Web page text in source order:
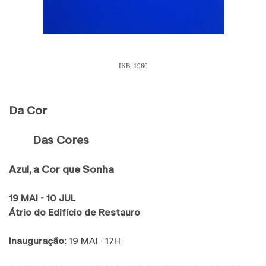
IKB, 1960
Da Cor
Das Cores
Azul, a Cor que Sonha
19 MAI - 10 JUL
Átrio do Edifício de Restauro
Inauguração: 19 MAI · 17H